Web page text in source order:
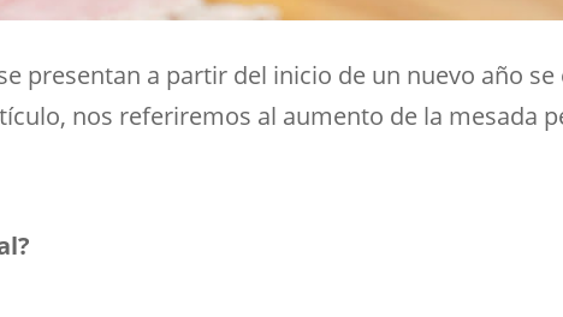
presentan a partir del inicio de un nuevo año
nos referiremos al aumento de la mesada